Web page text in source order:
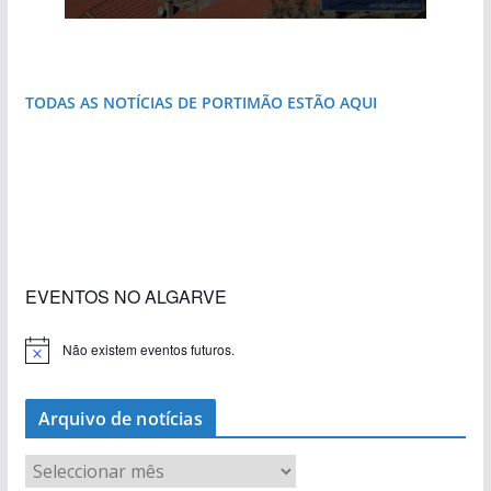
janela para a Ria Formosa
que respira autenticidade
natureza
do Algarve
destruída por um raio
costa e tanto por descobrir
TODAS AS NOTÍCIAS DE PORTIMÃO ESTÃO AQUI
EVENTOS NO ALGARVE
Não existem eventos futuros.
Arquivo de notícias